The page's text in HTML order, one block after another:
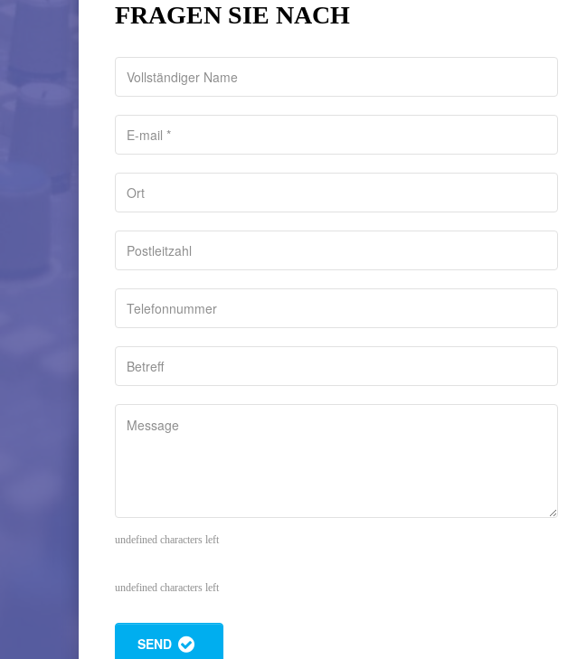
FRAGEN SIE NACH
undefined characters left
undefined characters left
SEND